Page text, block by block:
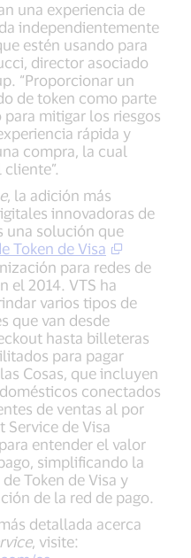
una experiencia de
independientemente
estén usando para
director asociado
“Proporcionar un
de token como parte
mitigar los riesgos
rápida y
compra, la cual
, la adición más
innovadoras de
una solución que
Token de Visa
para redes de
el 2014. VTS ha
varios tipos de
que van desde
hasta billeteras
para pagar
Cosas, que incluyen
conectados
de ventas al por
Service de Visa
entender el valor
simplificando la
Token de Visa y
de la red de pago.
detallada acerca
, visite: